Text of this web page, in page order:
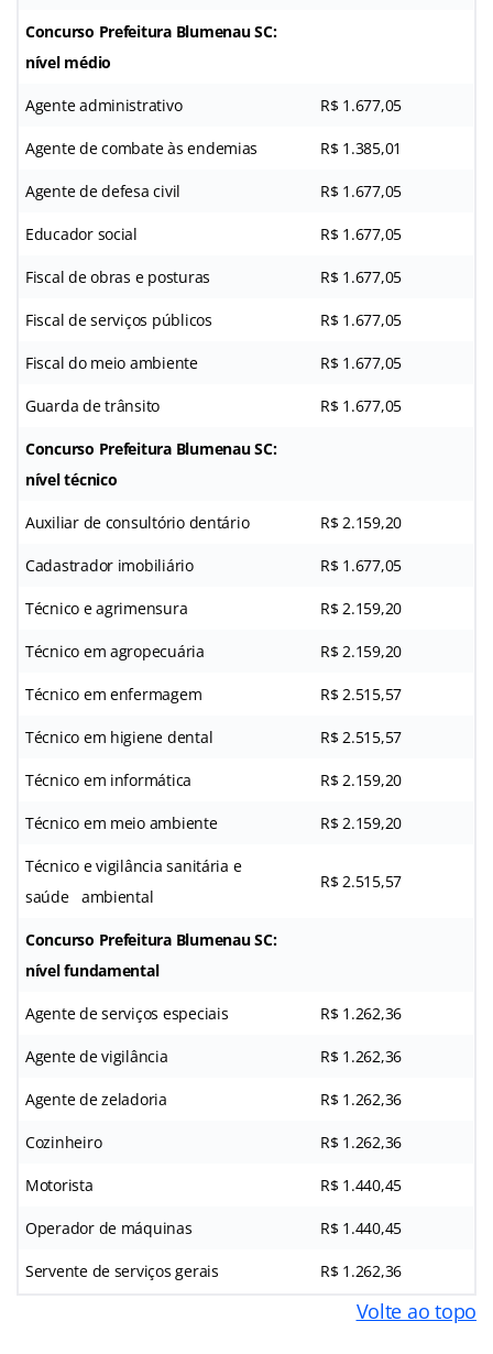
Concurso Prefeitura Blumenau SC:
nível médio
Agente administrativo R$ 1.677,05
Agente de combate às endemias R$ 1.385,01
Agente de defesa civil R$ 1.677,05
Educador social R$ 1.677,05
Fiscal de obras e posturas R$ 1.677,05
Fiscal de serviços públicos R$ 1.677,05
Fiscal do meio ambiente R$ 1.677,05
Guarda de trânsito R$ 1.677,05
Concurso Prefeitura Blumenau SC:
nível técnico
Auxiliar de consultório dentário R$ 2.159,20
Cadastrador imobiliário R$ 1.677,05
Técnico e agrimensura R$ 2.159,20
Técnico em agropecuária R$ 2.159,20
Técnico em enfermagem R$ 2.515,57
Técnico em higiene dental R$ 2.515,57
Técnico em informática R$ 2.159,20
Técnico em meio ambiente R$ 2.159,20
Técnico e vigilância sanitária e
saúde ambiental
R$ 2.515,57
Concurso Prefeitura Blumenau SC:
nível fundamental
Agente de serviços especiais R$ 1.262,36
Agente de vigilância R$ 1.262,36
Agente de zeladoria R$ 1.262,36
Cozinheiro R$ 1.262,36
Motorista R$ 1.440,45
Operador de máquinas R$ 1.440,45
Servente de serviços gerais R$ 1.262,36
Volte ao topo